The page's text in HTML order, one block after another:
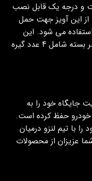
و درجه یک قابل نصب
این آویز جهت حمل
می شود. این
محصول دارای رنگبندی متنوع است و هر بسته شامل 4 عدد گیره
جایگاه خود را به
خودرو حفظ کرده است.
با تیم لنزو درمیان
عزیزان از محصولات